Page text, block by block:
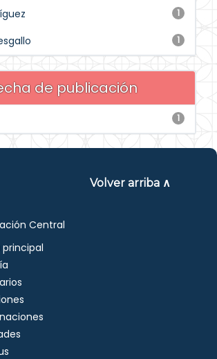
1
1
de publicación
1
Volver arriba ∧
Central
principal